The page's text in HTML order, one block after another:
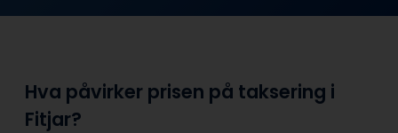
Hva påvirker prisen på taksering i
Fitjar?